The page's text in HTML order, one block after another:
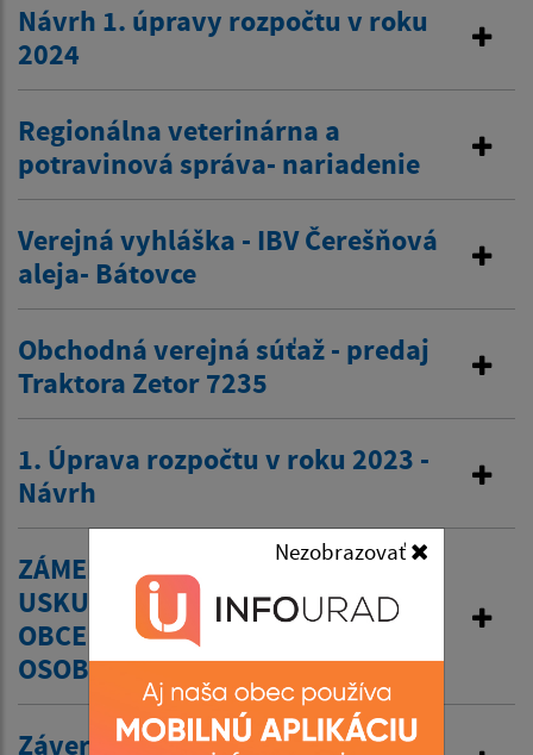
Nezobrazovať
Návrh 1. úpravy rozpočtu v roku
2024
Regionálna veterinárna a
potravinová správa- nariadenie
Verejná vyhláška - IBV Čerešňová
aleja- Bátovce
Obchodná verejná súťaž - predaj
Traktora Zetor 7235
1. Úprava rozpočtu v roku 2023 -
Návrh
ZÁMER OBCE BÁTOVCE ZÁMENOU
USKUTOČNIŤ PREVOD MAJETKU
OBCE Z DOVODU HODNÉHO
OSOBITNÉHO ZRETEĽA
Záverečný účet obce Bátovce za